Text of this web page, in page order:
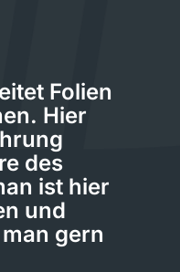
Folien
Hier
des
ist hier
und
gern